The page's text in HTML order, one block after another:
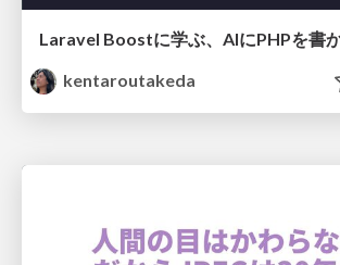
kentaroutakeda